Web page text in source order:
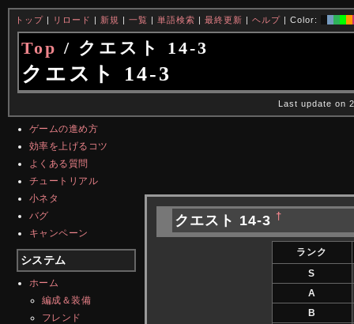
トップ| リロード | 新規 | 一覧 | 単語検索 | 最終更新 | ヘルプ| Color:
Top / クエスト 14-3
クエスト 14-3
Last update on
ゲームの進め方
効率を上げるコツ
よくある質問
チュートリアル
小ネタ
バグ
キャンペーン
システム
ホーム
編成＆装備
フレンド
クエスト 14-3 †
ランク
S
A
B